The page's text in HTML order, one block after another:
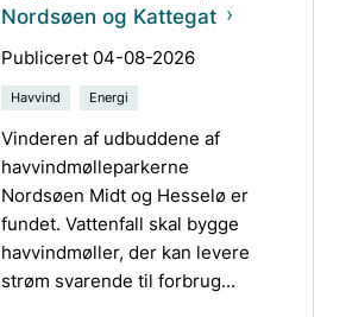
Nordsøen og Kattegat
Publiceret 04-08-2026
Havvind Energi
Vinderen af udbuddene af
havvindmølleparkerne
Nordsøen Midt og Hesselø er
fundet. Vattenfall skal bygge
havvindmøller, der kan levere
strøm svarende til forbrug...